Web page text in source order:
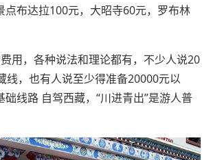
点布达拉100元，大昭寺60元，罗布林
用，各种说法和理论都有，不少人说20
线，也有人说至少得准备20000元以
础线路 自驾西藏，“川进青出”是游人普